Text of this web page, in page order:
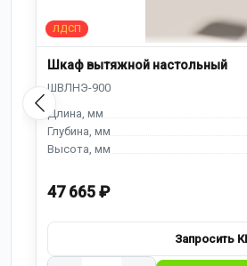
Шкаф вытяжной настольный
47 665 ₽